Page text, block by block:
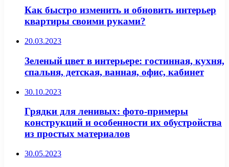
Как быстро изменить и обновить интерьер
квартиры своими руками?
20.03.2023
Зеленый цвет в интерьере: гостинная, кухня,
спальня, детская, ванная, офис, кабинет
30.10.2023
Грядки для ленивых: фото-примеры
конструкций и особенности их обустройства
из простых материалов
30.05.2023